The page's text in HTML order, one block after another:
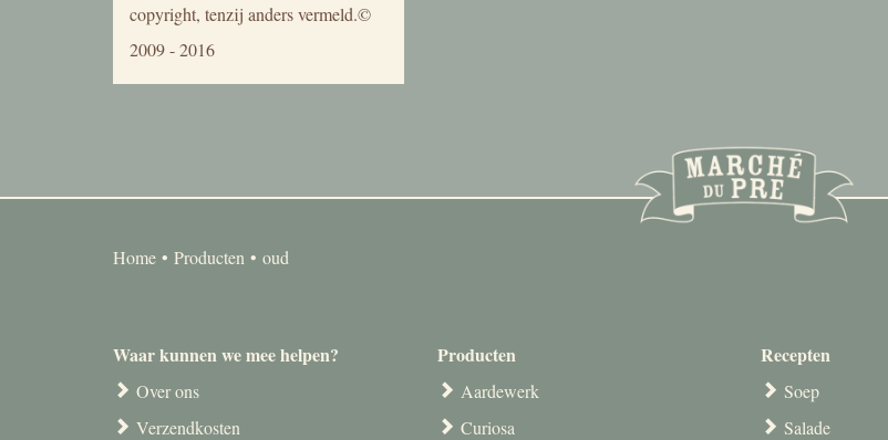
copyright, tenzij anders vermeld.©
2009 - 2016
Home Producten oud
Waar kunnen we mee helpen?
Over ons
Verzendkosten
Producten
Aardewerk
Curiosa
Recepten
Soep
Salade